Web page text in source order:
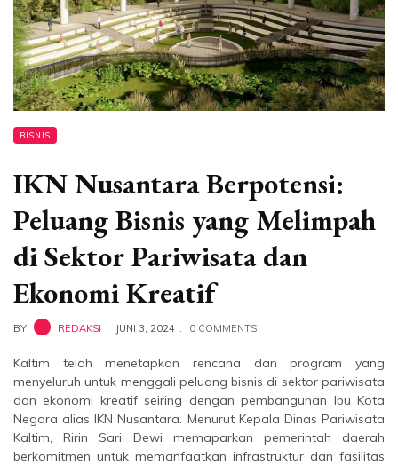
BISNIS
IKN Nusantara Berpotensi:
Peluang Bisnis yang Melimpah
di Sektor Pariwisata dan
Ekonomi Kreatif
BY REDAKSI JUNI 3, 2024 0 COMMENTS
Kaltim telah menetapkan rencana dan program yang
menyeluruh untuk menggali peluang bisnis di sektor pariwisata
dan ekonomi kreatif seiring dengan pembangunan Ibu Kota
Negara alias IKN Nusantara. Menurut Kepala Dinas Pariwisata
Kaltim, Ririn Sari Dewi memaparkan pemerintah daerah
berkomitmen untuk memanfaatkan infrastruktur dan fasilitas